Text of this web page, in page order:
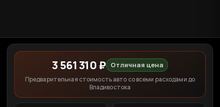
3 561 310 ₽ Отличная цена
Предварительная стоимость авто со всеми расходами до
Владивостока